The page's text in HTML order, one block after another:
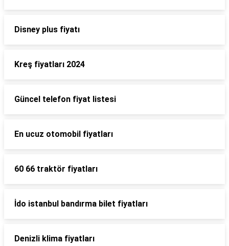
Disney plus fiyatı
Kreş fiyatları 2024
Güncel telefon fiyat listesi
En ucuz otomobil fiyatları
60 66 traktör fiyatları
İdo istanbul bandırma bilet fiyatları
Denizli klima fiyatları